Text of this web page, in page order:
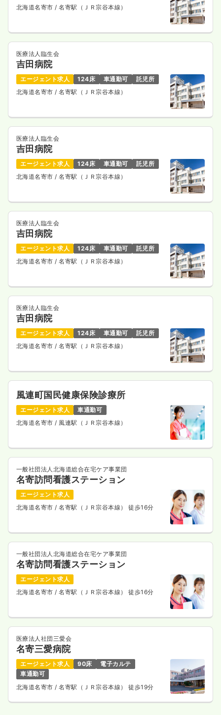
北海道名寄市/ 名寄駅（ＪＲ宗谷本線）
医療法人臨生会
吉田病院
エージェント求人 124床 車通勤可
託児所
北海道名寄市/ 名寄駅（ＪＲ宗谷本線）
医療法人臨生会
吉田病院
エージェント求人 124床 車通勤可
託児所
北海道名寄市/ 名寄駅（ＪＲ宗谷本線）
医療法人臨生会
吉田病院
エージェント求人 124床 車通勤可
託児所
北海道名寄市/ 名寄駅（ＪＲ宗谷本線）
医療法人臨生会
吉田病院
エージェント求人 124床 車通勤可
託児所
北海道名寄市/ 名寄駅（ＪＲ宗谷本線）
風連町国民健康保険診療所
エージェント求人
車通勤可
北海道名寄市/ 風連駅（ＪＲ宗谷本線）
一般社団法人北海道総合在宅ケア事業団
名寄訪問看護ステーション
エージェント求人
北海道名寄市/ 名寄駅（ＪＲ宗谷本線） 徒歩16分
一般社団法人北海道総合在宅ケア事業団
名寄訪問看護ステーション
エージェント求人
北海道名寄市/ 名寄駅（ＪＲ宗谷本線） 徒歩16分
医療法人社団三愛会
名寄三愛病院
エージェント求人 90床
電子カルテ
車通勤可
北海道名寄市 / 名寄駅（ＪＲ宗谷本線） 徒歩19分